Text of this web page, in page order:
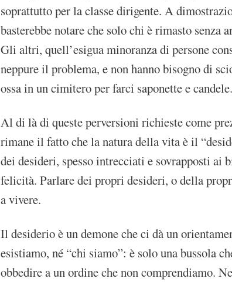
soprattutto per la classe dirigente. A
basterebbe notare che solo chi è rimasto
Gli altri, quell’esigua minoranza di persone
neppure il problema, e non hanno bisogno di
ossa in un cimitero per farci saponette e candele.
Al di là di queste perversioni richieste come
rimane il fatto che la natura della vita è il
dei desideri, spesso intrecciati e sovrapposti ai
felicità. Parlare dei propri desideri, o della
a vivere.
Il desiderio è un demone che ci dà un
esistiamo, né “chi siamo”: è solo una bussola
obbedire a un ordine che non comprendiamo.